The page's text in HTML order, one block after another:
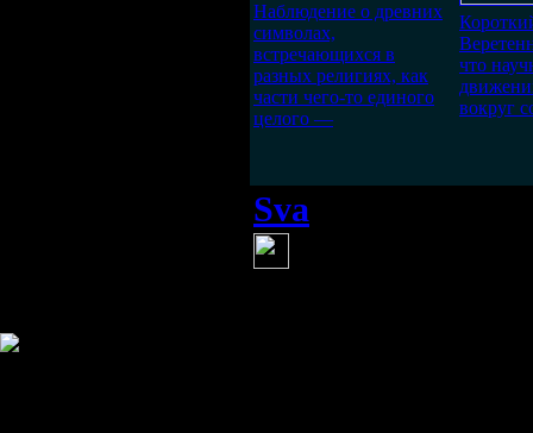
Наблюдение о древних
символах,
встречающихся в
разных религиях, как
части чего-то единого
целого —
что
вокруг
Sva